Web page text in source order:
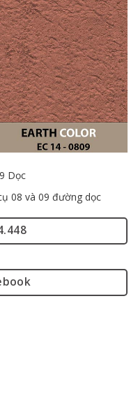
Dọc
08 và 09 đường dọc